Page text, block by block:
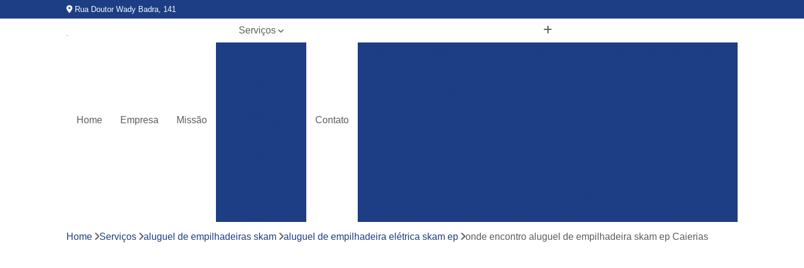
Rua Doutor Wady Badra, 141
Home Empresa Missão
Serviços
tesoura
Assitência
Contato
Empilhadeira para Aluguel
Empilhadeira Toyota para Alugar
Home Serviços aluguel de empilhadeiras skam aluguel de empilhadeira elétrica skam ep onde encontro aluguel de empilhadeira skam ep Caierias